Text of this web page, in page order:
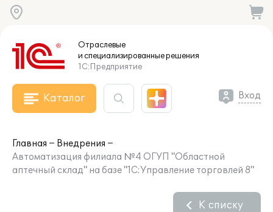
Отраслевые
и специализированныерешения
1С:Предприятие
Каталог Вход
Главная
Внедрения
Автоматизация филиала №4 ОГУП "Областной
аптечный склад" на базе "1С:Управление торговлей 8"
К списку